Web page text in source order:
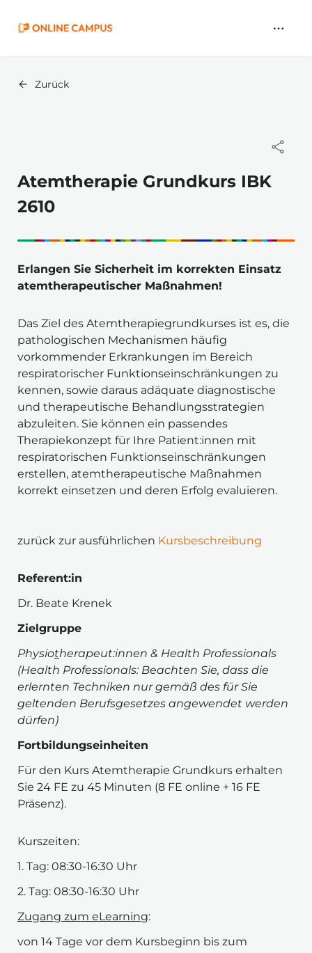
Zurück
Atemtherapie Grundkurs IBK
2610
Erlangen Sie Sicherheit im korrekten Einsatz
atemtherapeutischer Maßnahmen!
Das Ziel des Atemtherapiegrundkurses ist es, die
pathologischen Mechanismen häufig
vorkommender Erkrankungen im Bereich
respiratorischer Funktionseinschränkungen zu
kennen, sowie daraus adäquate diagnostische
und therapeutische Behandlungsstrategien
abzuleiten. Sie können ein passendes
Therapiekonzept für Ihre Patient:innen mit
respiratorischen Funktionseinschränkungen
erstellen, atemtherapeutische Maßnahmen
korrekt einsetzen und deren Erfolg evaluieren.
zurück zur ausführlichen Kursbeschreibung
Referent:in
Dr. Beate Krenek
Zielgruppe
Physiotherapeut:innen & Health Professionals
(Health Professionals: Beachten Sie, dass die
erlernten Techniken nur gemäß des für Sie
geltenden Berufsgesetzes angewendet werden
dürfen)
Fortbildungseinheiten
Für den Kurs Atemtherapie Grundkurs erhalten
Sie 24 FE zu 45 Minuten (8 FE online + 16 FE
Präsenz).
Kurszeiten:
1. Tag: 08:30-16:30 Uhr
2. Tag: 08:30-16:30 Uhr
Zugang zum eLearning:
von 14 Tage vor dem Kursbeginn bis zum